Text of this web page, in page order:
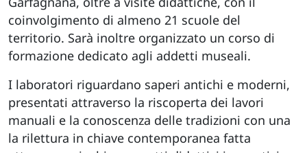
coinvolgimento di almeno 21 scuole del
territorio. Sarà inoltre organizzato un corso di
formazione dedicato agli addetti museali.
I laboratori riguardano saperi antichi e moderni,
presentati attraverso la riscoperta dei lavori
manuali e la conoscenza delle tradizioni con una
la rilettura in chiave contemporanea fatta